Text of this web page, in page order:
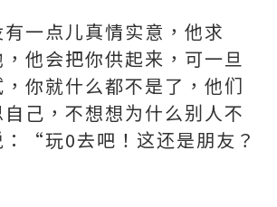
一点儿真情实意，他求
他会把你供起来，可一旦
你就什么都不是了，他们
己，不想想为什么别人不
“玩0去吧！这还是朋友？